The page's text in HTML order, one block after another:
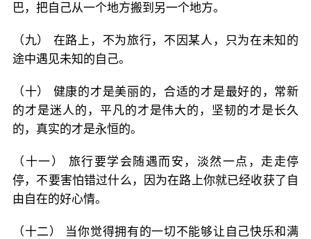
巴，把自己从一个地方搬到另一个地方。
（九） 在路上，不为旅行，不因某人，只为在未知的
途中遇见未知的自己。
（十） 健康的才是美丽的，合适的才是最好的，常新
的才是迷人的，平凡的才是伟大的，坚韧的才是长久
的，真实的才是永恒的。
（十一） 旅行要学会随遇而安，淡然一点，走走停
停，不要害怕错过什么，因为在路上你就已经收获了自
由自在的好心情。
（十二） 当你觉得拥有的一切不能够让自己快乐和满